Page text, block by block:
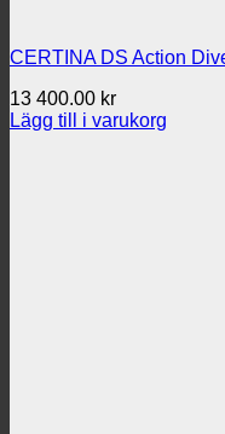
CERTINA DS Action
13 400.00 kr
Lägg till i varukorg